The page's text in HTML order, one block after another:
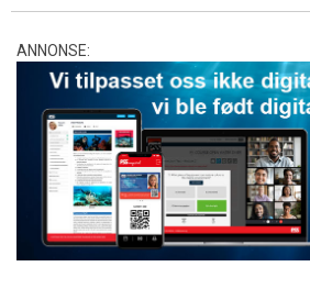
ANNONSE: